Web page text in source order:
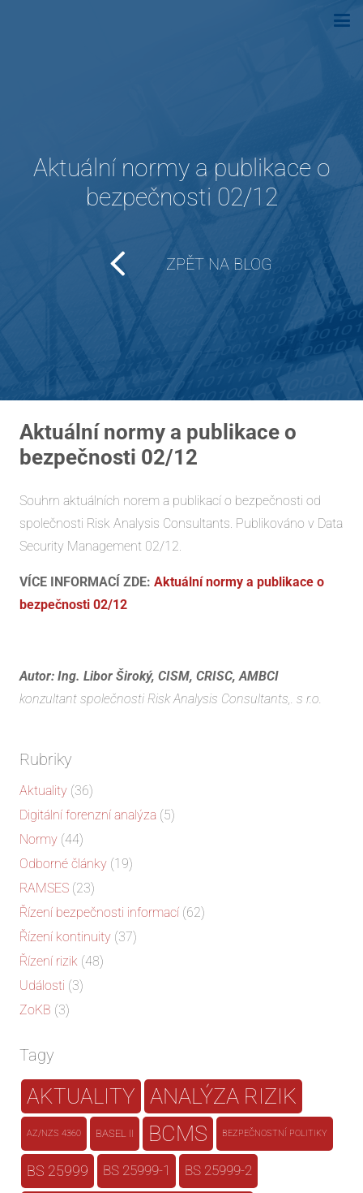
Aktuální normy a publikace o
bezpečnosti 02/12
ZPĚT NA BLOG
Aktuální normy a publikace o
bezpečnosti 02/12
Souhrn aktuálních norem a publikací o bezpečnosti od
společnosti Risk Analysis Consultants. Publikováno v Data
Security Management 02/12.
VÍCE INFORMACÍ ZDE: Aktuální normy a publikace o
bezpečnosti 02/12
Autor: Ing. Libor Široký, CISM, CRISC, AMBCI
konzultant společnosti Risk Analysis Consultants,. s r.o.
Rubriky
Aktuality (36)
Digitální forenzní analýza (5)
Normy (44)
Odborné články (19)
RAMSES (23)
Řízení bezpečnosti informací (62)
Řízení kontinuity (37)
Řízení rizik (48)
Události (3)
ZoKB (3)
Tagy
AKTUALITY ANALÝZA RIZIK
AZ/NZS 4360 BASEL II BCMS BEZPEČNOSTNÍ POLITIKY
BS 25999 BS 25999-1 BS 25999-2